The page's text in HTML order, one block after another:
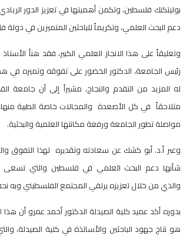
بوليتكنك فلسطين، وتكمن أهميتها في تعزيز الدور
دعم البحث العلمي، وتكريماً للباحثين المتميزين في
وتعليقاً على هذا الانجاز العلمي الكبير، فقد هنأ
رئيس الجامعة، الدكتور الخضور على تفوقه وتميزه في
له المزيد من التقدم والنجاح، مشيراً إلى أن جامعة
متلاحقاً في كل الأصعدة والمجالات خاصة الطبية
مواصلة تطور الجامعة ورفعة مكانتها العلمية والبحثية.
وعبر أ.د. أبو كشك عن سعادته وتقديره لهذا التفوق
شأنها دعم البحث العلمي في فلسطين والتي تسعى
والذي من خلال تعزيزه يرتقي المجتمع الفلسطيني وبه
بدوره أكد عميد كلية الصيدلة الدكتور أحمد عمرو أن هذا
هو نتاج جهود الباحثين والأساتذة في كلية الصيدلة،